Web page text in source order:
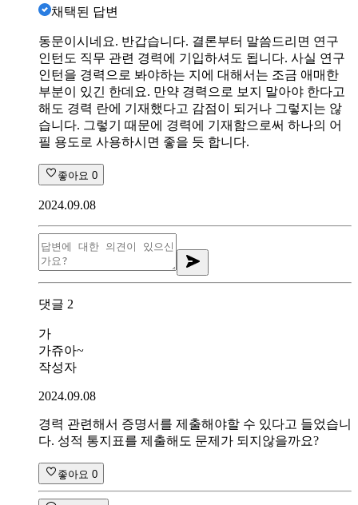
채택된 답변
동문이시네요. 반갑습니다. 결론부터 말씀드리면 연구
인턴도 직무 관련 경력에 기입하셔도 됩니다. 사실 연구
인턴을 경력으로 봐야하는 지에 대해서는 조금 애매한
부분이 있긴 한데요. 만약 경력으로 보지 말아야 한다고
해도 경력 란에 기재했다고 감점이 되거나 그렇지는 않
습니다. 그렇기 때문에 경력에 기재함으로써 하나의 어
필 용도로 사용하시면 좋을 듯 합니다.
좋아요 0
2024.09.08
댓글 2
가
가쥬아~
작성자
2024.09.08
경력 관련해서 증명서를 제출해야할 수 있다고 들었습니
다. 성적 통지표를 제출해도 문제가 되지않을까요?
좋아요 0